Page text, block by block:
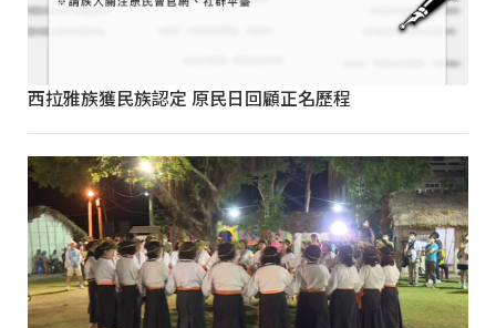
西拉雅族獲民族認定 原民日回顧正名歷程